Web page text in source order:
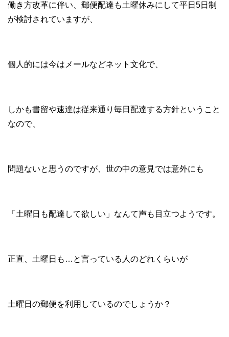
働き方改革に伴い、郵便配達も土曜休みにして平日5日制
が検討されていますが、
個人的には今はメールなどネット文化で、
しかも書留や速達は従来通り毎日配達する方針ということ
なので、
問題ないと思うのですが、世の中の意見では意外にも
「土曜日も配達して欲しい」なんて声も目立つようです。
正直、土曜日も…と言っている人のどれくらいが
土曜日の郵便を利用しているのでしょうか？